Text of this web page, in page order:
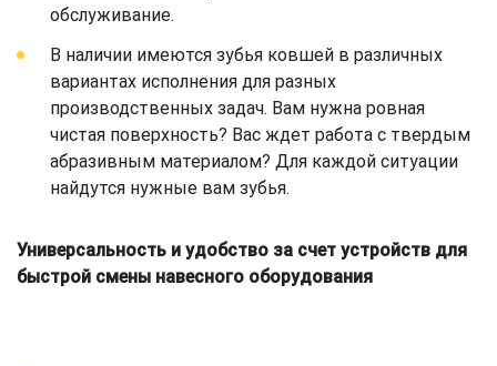
обслуживание.
В наличии имеются зубья ковшей в различных
вариантах исполнения для разных
производственных задач. Вам нужна ровная
чистая поверхность? Вас ждет работа с твердым
абразивным материалом? Для каждой ситуации
найдутся нужные вам зубья.
Универсальность и удобство за счет устройств для
быстрой смены навесного оборудования